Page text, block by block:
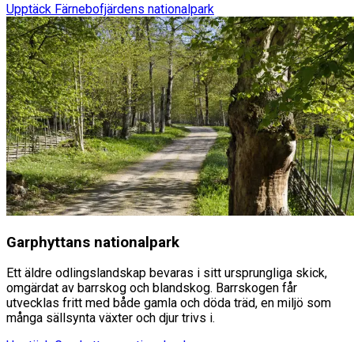
Upptäck Färnebofjärdens nationalpark
Garphyttans nationalpark
Ett äldre odlingslandskap bevaras i sitt ursprungliga skick,
omgärdat av barrskog och blandskog. Barrskogen får
utvecklas fritt med både gamla och döda träd, en miljö som
många sällsynta växter och djur trivs i.